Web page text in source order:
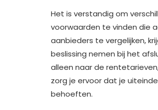
Het is verstandig om
voorwaarden te vinden die
aanbieders te vergelijken,
beslissing nemen bij het
alleen naar de
zorg je ervoor dat je
behoeften.